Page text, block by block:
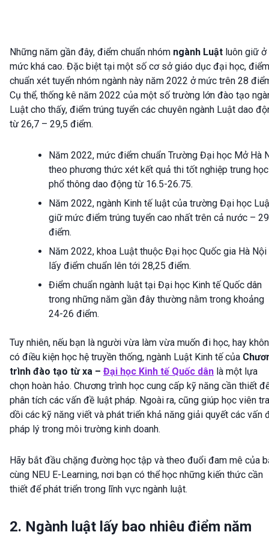
Những năm gần đây, điểm chuẩn nhóm ngành Luật luôn giữ ở
mức khá cao. Đặc biệt tại một số cơ sở giáo dục đại học, điểm
chuẩn xét tuyển nhóm ngành này năm 2022 ở mức trên 28
Cụ thể, thống kê năm 2022 của một số trường lớn đào tạo
Luật cho thấy, điểm trúng tuyển các chuyên ngành Luật dao
từ 26,7 – 29,5 điểm.
Năm 2022, mức điểm chuẩn Trường Đại học Mở Hà
theo phương thức xét kết quả thi tốt nghiệp trung học
phổ thông dao động từ 16.5-26.75.
Năm 2022, ngành Kinh tế luật của trường Đại học
giữ mức điểm trúng tuyển cao nhất trên cả nước –
điểm.
Năm 2022, khoa Luật thuộc Đại học Quốc gia Hà Nội
lấy điểm chuẩn lên tới 28,25 điểm.
Điểm chuẩn ngành luật tại Đại học Kinh tế Quốc dân
trong những năm gần đây thường nằm trong khoảng
24-26 điểm.
Tuy nhiên, nếu bạn là người vừa làm vừa muốn đi học, hay
có điều kiện học hệ truyền thống, ngành Luật Kinh tế của
trình đào tạo từ xa – Đại học Kinh tế Quốc dân là một lựa
chọn hoàn hảo. Chương trình học cung cấp kỹ năng cần thiết
phân tích các vấn đề luật pháp. Ngoài ra, cũng giúp học viên
dồi các kỹ năng viết và phát triển khả năng giải quyết các vấn
pháp lý trong môi trường kinh doanh.
Hãy bắt đầu chặng đường học tập và theo đuổi đam mê của
cùng NEU E-Learning, nơi bạn có thể học những kiến thức cần
thiết để phát triển trong lĩnh vực ngành luật.
2. Ngành luật lấy bao nhiêu điểm năm